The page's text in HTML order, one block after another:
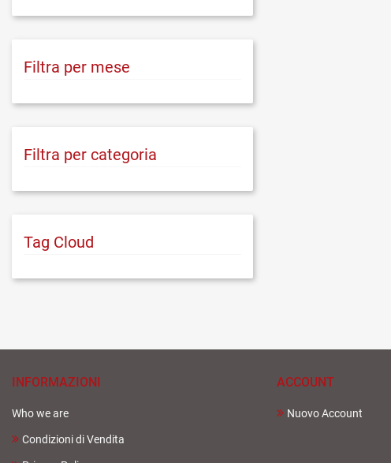
Filtra per mese
Filtra per categoria
Tag Cloud
INFORMAZIONI
Who we are
Condizioni di Vendita
ACCOUNT
Nuovo Account